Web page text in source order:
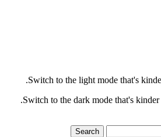
Switch to the light mode that's
Switch to the dark mode that's
Search